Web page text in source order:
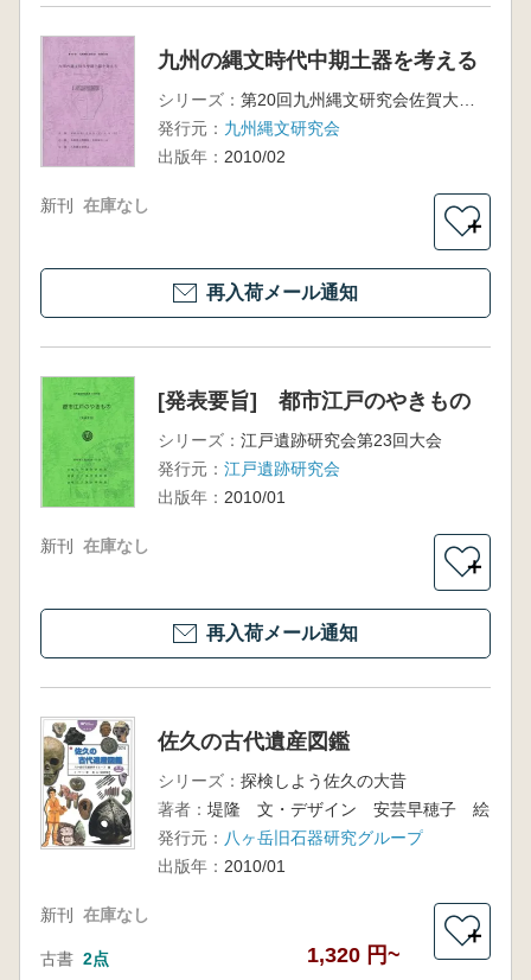
九州の縄文時代中期土器を考える
シリーズ：
第20回九州縄文研究会佐賀大会
発行元： 九州縄文研究会
出版年： 2010/02
新刊 在庫なし
＋
再入荷メール通知
[発表要旨] 都市江戸のやきもの
シリーズ： 江戸遺跡研究会第23回大会
発行元： 江戸遺跡研究会
出版年： 2010/01
新刊 在庫なし
＋
再入荷メール通知
佐久の古代遺産図鑑
シリーズ： 探検しよう佐久の大昔
著者： 堤隆 文・デザイン 安芸早穂子 絵
発行元： 八ヶ岳旧石器研究グループ
出版年： 2010/01
新刊 在庫なし
古書 2点 1,320 円~
＋